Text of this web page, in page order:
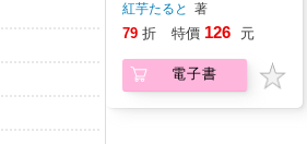
紅芋たると 著
79 折 特價 126 元
電子書